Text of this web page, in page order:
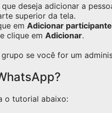
deseja adicionar a
superior da tela.
em Adicionar
clique em Adicionar.
se você for um
o tutorial abaixo: